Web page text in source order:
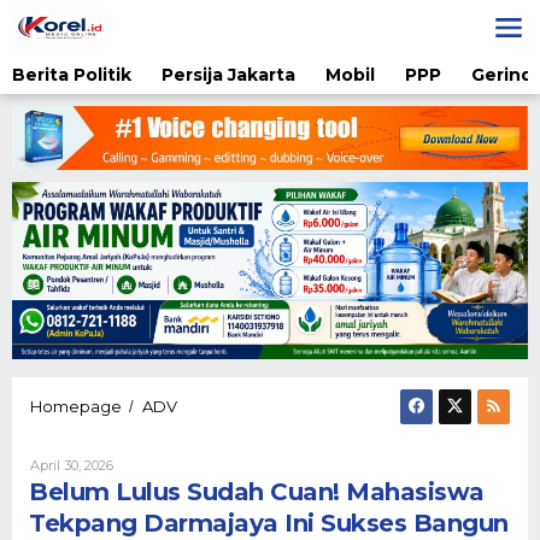
ke
Berita Politik
Persija Jakarta Mobil PPP
Homepage / ADVBelum
Mahasiswa
Tekpang
Darmajaya
April 30, 2026Oleh
Shodiq
Permono
Belum Lulus Sudah Cuan! Mahasiswa
Tekpang Darmajaya Ini Sukses Bangun